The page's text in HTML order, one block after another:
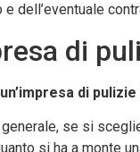
e dell’eventuale
di
di
generale, se si
si ha a monte